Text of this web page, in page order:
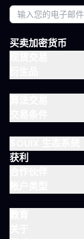
医疗 加密货币：
油、白银 ETF：
何定位？ IVLite特
内容但不需要全方
VIP 晨间简报
买卖加密货币
获利